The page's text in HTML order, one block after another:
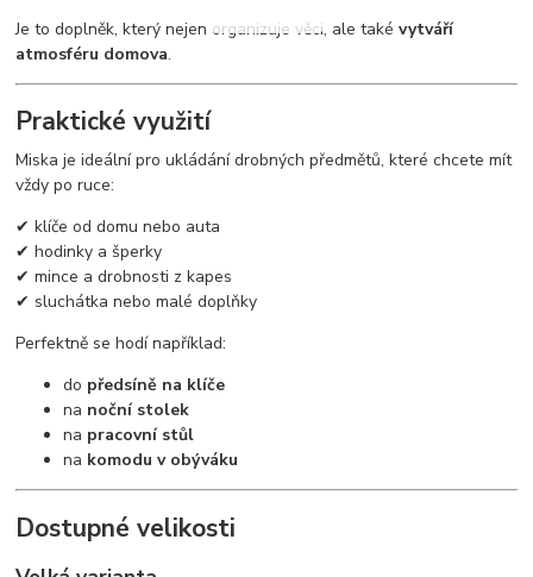
Je to doplněk, který nejen organizuje věci, ale takévytváří
atmosféru domova.
Praktické využití
Miska je ideální pro ukládání drobných předmětů, které chcete mít
vždy po ruce:
✔ klíče od domu nebo auta
✔ hodinky a šperky
✔ mince a drobnosti z kapes
✔ sluchátka nebo malé doplňky
Perfektně se hodí například:
do předsíně na klíče
na noční stolek
na pracovní stůl
na komodu v obýváku
Dostupné velikosti